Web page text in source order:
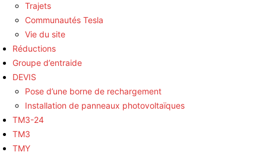
Trajets
Communautés Tesla
Vie du site
Réductions
Groupe d’entraide
DEVIS
Pose d’une borne de rechargement
Installation de panneaux photovoltaïques
TM3-24
TM3
TMY